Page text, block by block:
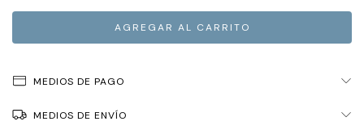
MEDIOS DE PAGO
MEDIOS DE ENVÍO